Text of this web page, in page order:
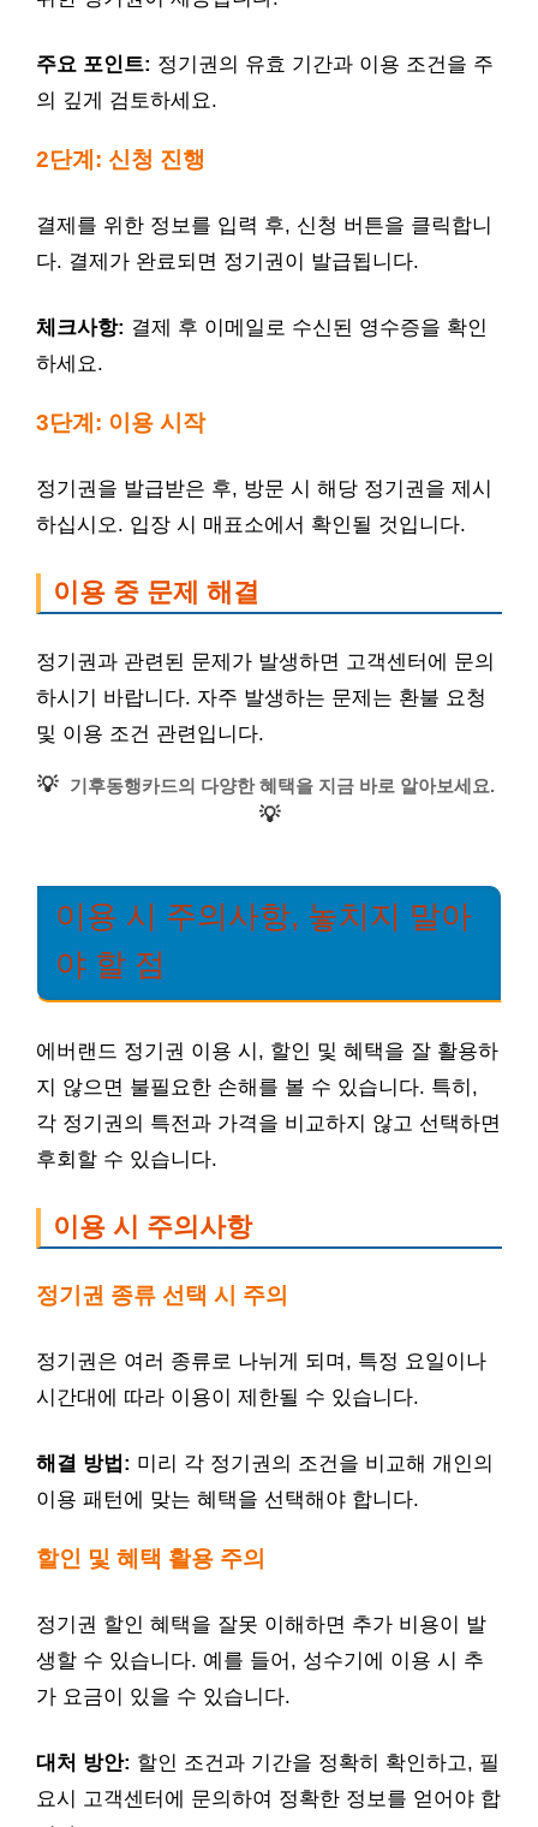
주요 포인트: 정기권의 유효 기간과 이용 조건을 주
의 깊게 검토하세요.
2단계: 신청 진행
결제를 위한 정보를 입력 후, 신청 버튼을 클릭합니
다. 결제가 완료되면 정기권이 발급됩니다.
체크사항: 결제 후 이메일로 수신된 영수증을 확인
하세요.
3단계: 이용 시작
정기권을 발급받은 후, 방문 시 해당 정기권을 제시
하십시오. 입장 시 매표소에서 확인될 것입니다.
이용 중 문제 해결
정기권과 관련된 문제가 발생하면 고객센터에 문의
하시기 바랍니다. 자주 발생하는 문제는 환불 요청
및 이용 조건 관련입니다.
💡 기후동행카드의 다양한 혜택을 지금 바로 알아보세요.
💡
이용 시 주의사항, 놓치지 말아
야 할 점
에버랜드 정기권 이용 시, 할인 및 혜택을 잘 활용하
지 않으면 불필요한 손해를 볼 수 있습니다. 특히,
각 정기권의 특전과 가격을 비교하지 않고 선택하면
후회할 수 있습니다.
이용 시 주의사항
정기권 종류 선택 시 주의
정기권은 여러 종류로 나뉘게 되며, 특정 요일이나
시간대에 따라 이용이 제한될 수 있습니다.
해결 방법: 미리 각 정기권의 조건을 비교해 개인의
이용 패턴에 맞는 혜택을 선택해야 합니다.
할인 및 혜택 활용 주의
정기권 할인 혜택을 잘못 이해하면 추가 비용이 발
생할 수 있습니다. 예를 들어, 성수기에 이용 시 추
가 요금이 있을 수 있습니다.
대처 방안: 할인 조건과 기간을 정확히 확인하고, 필
요시 고객센터에 문의하여 정확한 정보를 얻어야 합